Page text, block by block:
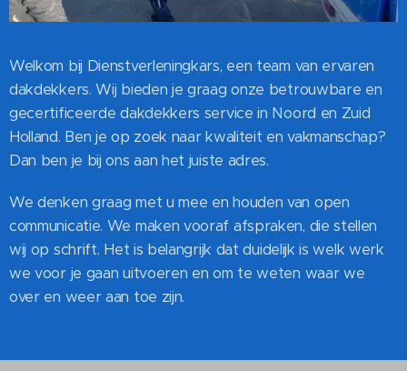
Welkom bij Dienstverleningkars, een team van ervaren
dakdekkers. Wij bieden je graag onze betrouwbare en
gecertificeerde dakdekkers service in Noord en Zuid
Holland. Ben je op zoek naar kwaliteit en vakmanschap?
Dan ben je bij ons aan het juiste adres.
We denken graag met u mee en houden van open
communicatie. We maken vooraf afspraken, die stellen
wij op schrift. Het is belangrijk dat duidelijk is welk werk
we voor je gaan uitvoeren en om te weten waar we
over en weer aan toe zijn.